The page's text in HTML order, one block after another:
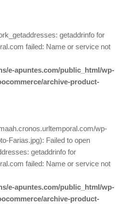
getaddrinfo for
failed: Name or service not
e-apuntes.com/public_html/wp-
archive-product-
wp-
Farias.jpg): Failed to open
getaddrinfo for
failed: Name or service not
e-apuntes.com/public_html/wp-
archive-product-